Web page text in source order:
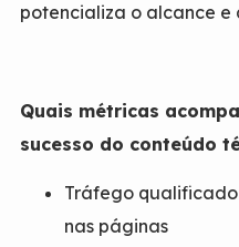
potencializa o alcance e
Quais métricas
sucesso do conteúdo
Tráfego
nas páginas